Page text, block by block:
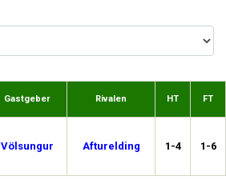
Gastgeber Rivalen HT FT
Völsungur Afturelding 1-4 1-6